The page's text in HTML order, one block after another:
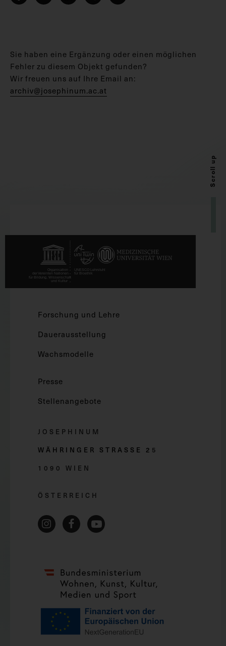
Sie haben eine Ergänzung oder einen möglichen
Fehler zu diesem Objekt gefunden?
Wir freuen uns auf Ihre Email an:
archiv@josephinum.ac.at
Scroll up
Forschung und Lehre
Dauerausstellung
Wachsmodelle
Presse
Stellenangebote
JOSEPHINUM
WÄHRINGER STRASSE 2 5
1090 WIEN
ÖSTERREICH